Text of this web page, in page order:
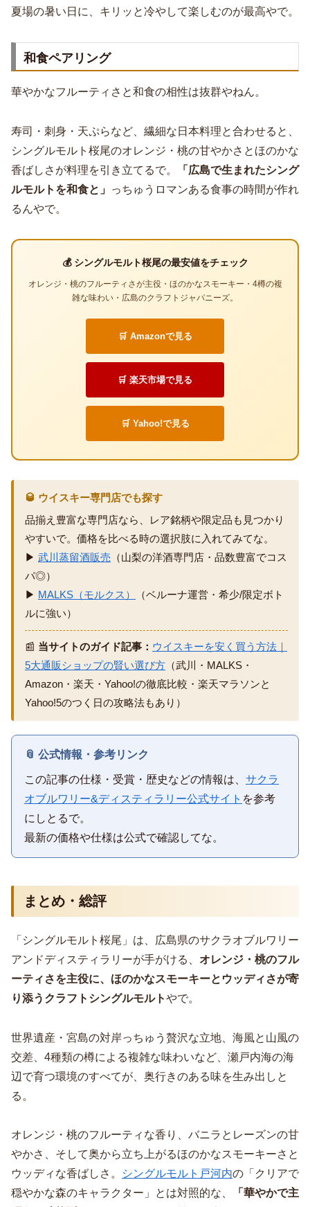
夏場の暑い日に、キリッと冷やして楽しむのが最高やで。
和食ペアリング
華やかなフルーティさと和食の相性は抜群やねん。
寿司・刺身・天ぷらなど、繊細な日本料理と合わせると、
シングルモルト桜尾のオレンジ・桃の甘やかさとほのかな
香ばしさが料理を引き立てるで。
「広島で生まれたシング
ルモルトを和食と」 っちゅうロマンある食事の時間が作れ
るんやで。
💰 シングルモルト桜尾の最安値をチェック
オレンジ・桃のフルーティさが主役・ほのかなスモーキー・4樽の複
雑な味わい・広島のクラフトジャパニーズ。
🛒 Amazonで見る
🛒 楽天市場で見る
🛒 Yahoo!で見る
🥃 ウイスキー専門店でも探す
品揃え豊富な専門店なら、レア銘柄や限定品も見つかり
やすいで。価格を比べる時の選択肢に入れてみてな。
▶ 武川蒸留酒販売 （山梨の洋酒専門店・品数豊富でコス
パ◎）
▶ MALKS（モルクス）
（ベルーナ運営・希少/限定ボト
ルに強い）
📰 当サイトのガイド記事： ウイスキーを安く買う方法｜
5大通販ショップの賢い選び方 （武川・MALKS・
Amazon・楽天・Yahoo!の徹底比較・楽天マラソンと
Yahoo!5のつく日の攻略法もあり）
📎 公式情報・参考リンク
この記事の仕様・受賞・歴史などの情報は、 サクラ
オブルワリー&ディスティラリー公式サイト を参考
にしとるで。
最新の価格や仕様は公式で確認してな。
まとめ・総評
「シングルモルト桜尾」は、広島県のサクラオブルワリー
アンドディスティラリーが手がける、 オレンジ・桃のフル
ーティさを主役に、ほのかなスモーキーとウッディさが寄
り添うクラフトシングルモルトやで。
世界遺産・宮島の対岸っちゅう贅沢な立地、海風と山風の
交差、4種類の樽による複雑な味わいなど、瀬戸内海の海
辺で育つ環境のすべてが、奥行きのある味を生み出しと
る。
オレンジ・桃のフルーティな香り、バニラとレーズンの甘
やかさ、そして奥から立ち上がるほのかなスモーキーさと
ウッディな香ばしさ。
シングルモルト戸河内の「クリアで
穏やかな森のキャラクター」とは対照的な、
「華やかで主